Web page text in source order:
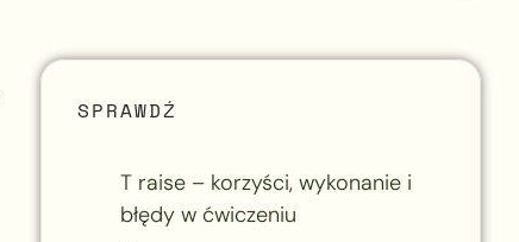
SPRAWDŹ
T raise – korzyści, wykonanie i
błędy w ćwiczeniu